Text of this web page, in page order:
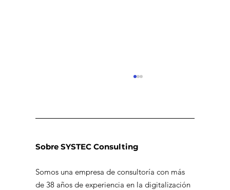
Sobre SYSTEC Consulting
Somos una empresa de consultoría con más
de 38 años de experiencia en la digitalización